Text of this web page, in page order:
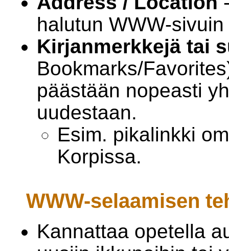
halutun WWW-
Kirjanmerkkejä tai
Bookmarks/
päästään nopeasti
uudestaan.
Esim. pikalinkki
Korpissa.
WWW-selaamisen
Kannattaa opetella